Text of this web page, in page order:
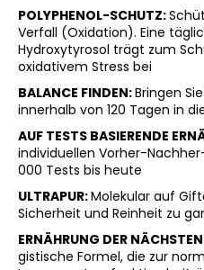
POLYPHENOL-SCHUTZ:
Verfall (Oxidation). Eine
Hydroxytyrosol trägt zum
oxidativem Stress bei
BALANCE FINDEN:Bringen
innerhalb von 120 Tagen in
AUF TESTS BASIERENDE
individuellen Vorher-
000 Tests bis heute
ULTRAPUR:Molekular auf
Sicherheit und Reinheit zu
ERNÄHRUNG DER
gistische Formel, die zur